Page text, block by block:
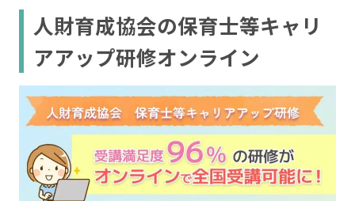
人財育成協会の保育士等キャリ
アアップ研修オンライン